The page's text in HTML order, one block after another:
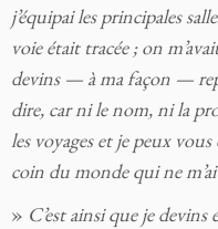
j’équipai les principales
voie était tracée ; on
devins — à ma façon —
dire, car ni le nom, ni la
les voyages et je peux
coin du monde qui ne
» C’est ainsi que je